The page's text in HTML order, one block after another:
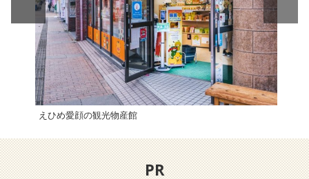
えひめ愛顔の観光物産館
PR